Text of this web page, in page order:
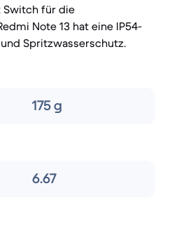
Switch für die
Note 13 hat eine IP54-
Spritzwasserschutz.
175 g
6.67